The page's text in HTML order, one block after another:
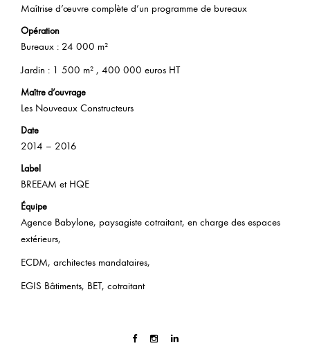
Maîtrise d’œuvre complète d’un programme de bureaux
Opération
Bureaux : 24 000 m²
Jardin : 1 500 m² , 400 000 euros HT
Maître d’ouvrage
Les Nouveaux Constructeurs
Date
2014 – 2016
Label
BREEAM et HQE
Équipe
Agence Babylone, paysagiste cotraitant, en charge des espaces
extérieurs,
ECDM, architectes mandataires,
EGIS Bâtiments, BET, cotraitant